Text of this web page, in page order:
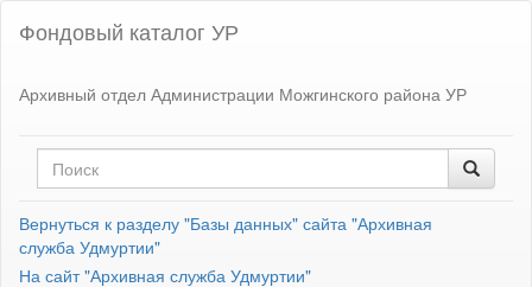
Фондовый каталог УР
Архивный отдел Администрации Можгинского района УР
Вернуться к разделу "Базы данных" сайта "Архивная
служба Удмуртии"
На сайт "Архивная служба Удмуртии"